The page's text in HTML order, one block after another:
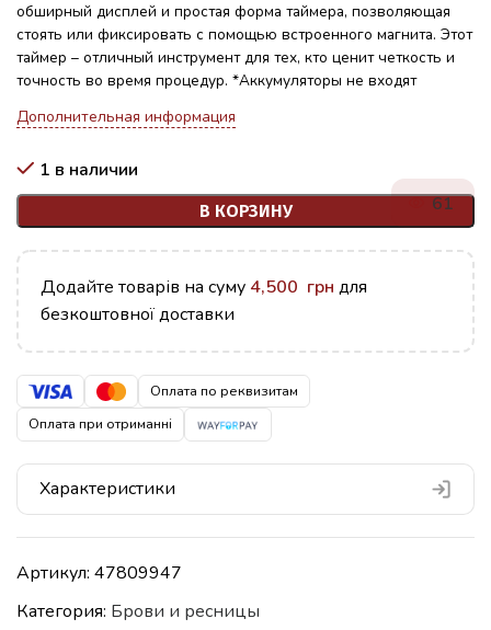
обширный дисплей и простая форма таймера, позволяющая
стоять или фиксировать с помощью встроенного магнита. Этот
таймер – отличный инструмент для тех, кто ценит четкость и
точность во время процедур. *Аккумуляторы не входят
Дополнительная информация
1 в наличии
В КОРЗИНУ 61
Додайте товарів на суму 4,500 грн для
безкоштовної доставки
Оплата по реквизитам
Оплата при отриманні
Характеристики
Артикул: 47809947
Категория: Брови и ресницы